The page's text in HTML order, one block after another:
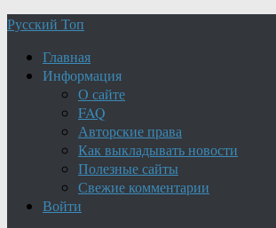
Русский Топ
Главная
Информация
О сайте
FAQ
Авторские права
Как выкладывать новости
Полезные сайты
Свежие комментарии
Войти